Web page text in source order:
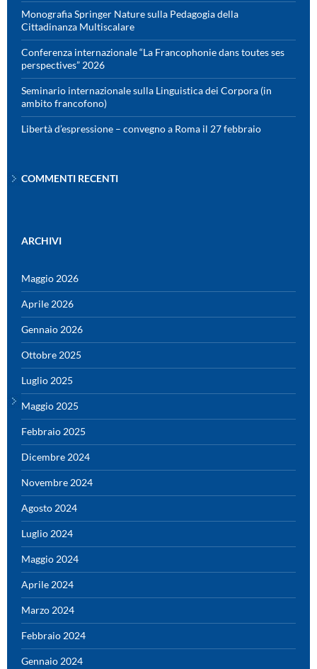
Monografia Springer Nature sulla Pedagogia della
Cittadinanza Multiscalare
Conferenza internazionale “La Francophonie dans toutes ses
perspectives” 2026
Seminario internazionale sulla Linguistica dei Corpora (in
ambito francofono)
Libertà d’espressione – convegno a Roma il 27 febbraio
COMMENTI RECENTI
ARCHIVI
Maggio 2026
Aprile 2026
Gennaio 2026
Ottobre 2025
Luglio 2025
Maggio 2025
Febbraio 2025
Dicembre 2024
Novembre 2024
Agosto 2024
Luglio 2024
Maggio 2024
Aprile 2024
Marzo 2024
Febbraio 2024
Gennaio 2024